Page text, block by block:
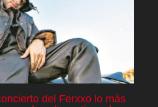
del Ferxxo lo más